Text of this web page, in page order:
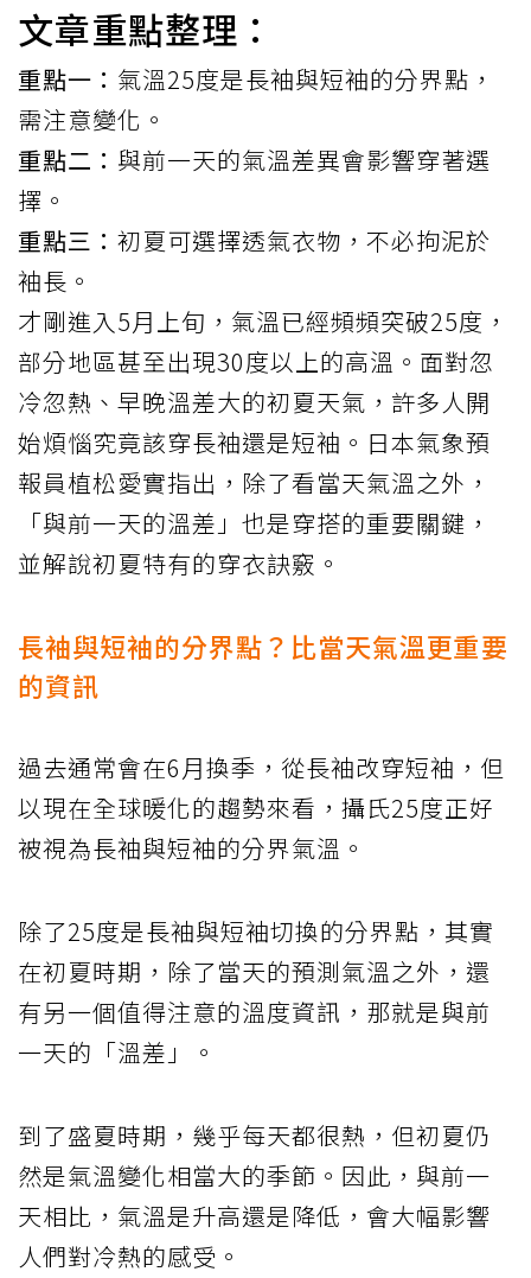
文章重點整理：
重點一： 氣溫25度是長袖與短袖的分界點，
需注意變化。
重點二： 與前一天的氣溫差異會影響穿著選
擇。
重點三： 初夏可選擇透氣衣物，不必拘泥於
袖長。
才剛進入5月上旬，氣溫已經頻頻突破25度，
部分地區甚至出現30度以上的高溫。面對忽
冷忽熱、早晚溫差大的初夏天氣，許多人開
始煩惱究竟該穿長袖還是短袖。日本氣象預
報員植松愛實指出 ，除了看當天氣溫之外，
「與前一天的溫差」也是穿搭的重要關鍵，
並解說初夏特有的穿衣訣竅。
長袖與短袖的分界點？比當天氣溫更重要
的資訊
過去通常會在6月換季，從長袖改穿短袖，但
以現在全球暖化的趨勢來看，攝氏25度正好
被視為長袖與短袖的分界氣溫。
除了25度是長袖與短袖切換的分界點，其實
在初夏時期，除了當天的預測氣溫之外，還
有另一個值得注意的溫度資訊，那就是與前
一天的「溫差」。
到了盛夏時期，幾乎每天都很熱，但初夏仍
然是氣溫變化相當大的季節。因此，與前一
天相比，氣溫是升高還是降低，會大幅影響
人們對冷熱的感受。